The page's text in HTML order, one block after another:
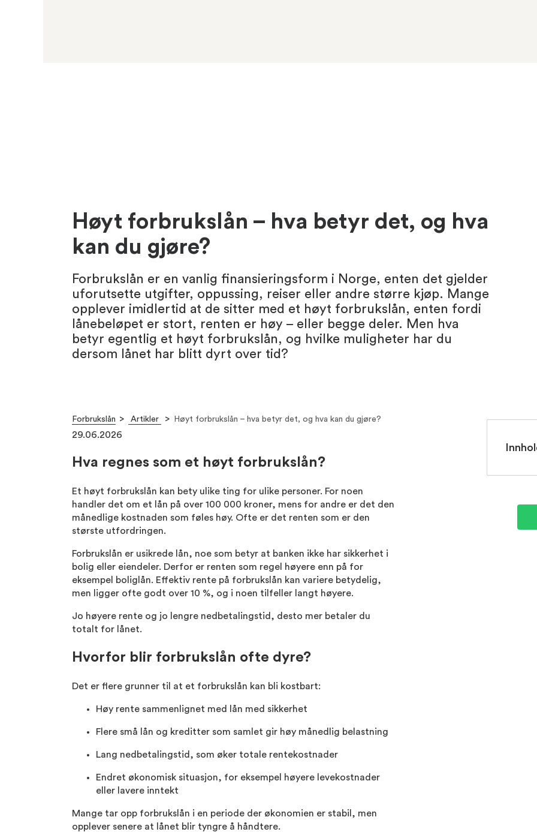
Høyt forbrukslån – hva betyr det, og hva
kan du gjøre?
Forbrukslån er en vanlig finansieringsform i Norge, enten det gjelder
uforutsette utgifter, oppussing, reiser eller andre større kjøp. Mange
opplever imidlertid at de sitter med et høyt forbrukslån, enten fordi
lånebeløpet er stort, renten er høy – eller begge deler. Men hva
betyr egentlig et høyt forbrukslån, og hvilke muligheter har du
dersom lånet har blitt dyrt over tid?
Forbrukslån Artikler Høyt forbrukslån – hva betyr det, og hva kan du gjøre?
29.06.2026
Hva regnes som et høyt forbrukslån?
Et høyt forbrukslån kan bety ulike ting for ulike personer. For noen
handler det om et lån på over 100 000 kroner, mens for andre er det den
månedlige kostnaden som føles høy. Ofte er det renten som er den
største utfordringen.
Forbrukslån er usikrede lån, noe som betyr at banken ikke har sikkerhet i
bolig eller eiendeler. Derfor er renten som regel høyere enn på for
eksempel boliglån. Effektiv rente på forbrukslån kan variere betydelig,
men ligger ofte godt over 10 %, og i noen tilfeller langt høyere.
Jo høyere rente og jo lengre nedbetalingstid, desto mer betaler du
totalt for lånet.
Hvorfor blir forbrukslån ofte dyre?
Det er flere grunner til at et forbrukslån kan bli kostbart:
Høy rente sammenlignet med lån med sikkerhet
Flere små lån og kreditter som samlet gir høy månedlig belastning
Lang nedbetalingstid, som øker totale rentekostnader
Endret økonomisk situasjon, for eksempel høyere levekostnader
eller lavere inntekt
Mange tar opp forbrukslån i en periode der økonomien er stabil, men
opplever senere at lånet blir tyngre å håndtere.